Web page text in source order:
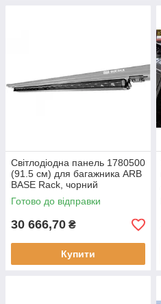
Світлодіодна панель 1780500
(91.5 см) для багажника ARB
BASE Rack, чорний
Готово до відправки
30 666,70 ₴
Купити